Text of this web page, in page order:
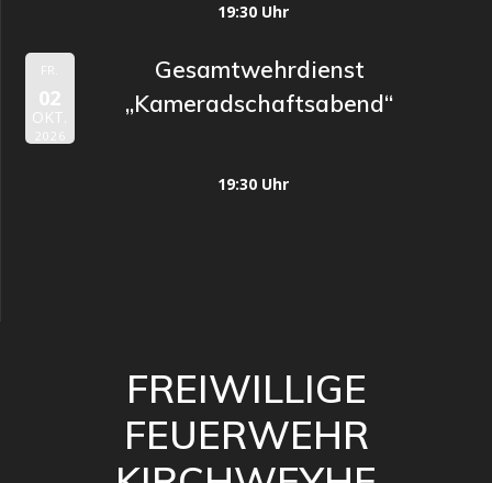
19:30 Uhr
FR.
02
OKT.
2026
Gesamtwehrdienst
„Kameradschaftsabend“
19:30 Uhr
FREIWILLIGE
FEUERWEHR